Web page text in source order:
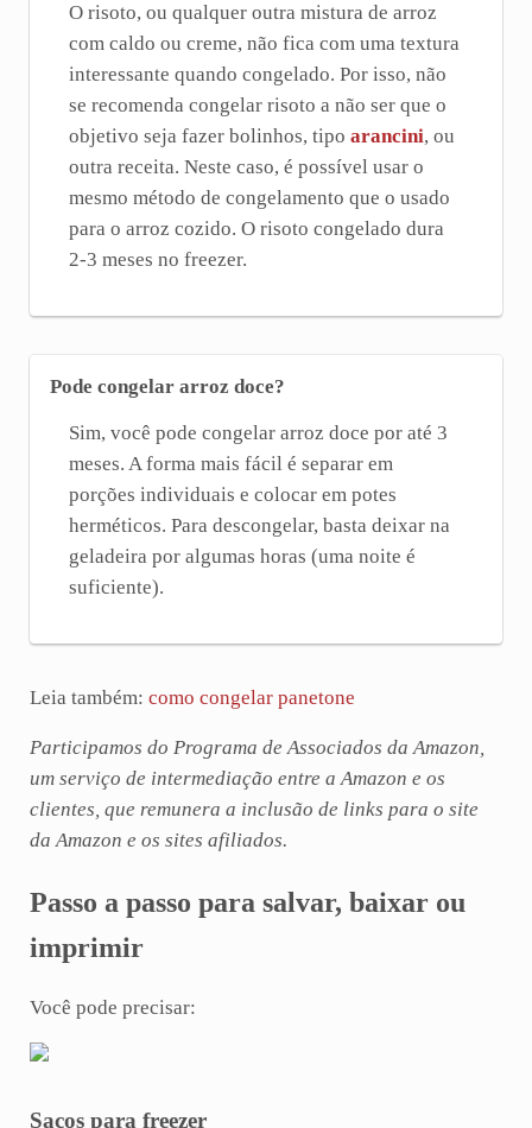
O risoto, ou qualquer outra mistura de arroz
com caldo ou creme, não fica com uma textura
interessante quando congelado. Por isso, não
se recomenda congelar risoto a não ser que o
objetivo seja fazer bolinhos, tipoarancini, ou
outra receita. Neste caso, é possível usar o
mesmo método de congelamento que o usado
para o arroz cozido. O risoto congelado dura
2-3 meses no freezer.
Pode congelar arroz doce?
Sim, você pode congelar arroz doce por até 3
meses. A forma mais fácil é separar em
porções individuais e colocar em potes
herméticos. Para descongelar, basta deixar na
geladeira por algumas horas (uma noite é
suficiente).
Leia também: como congelar panetone
Participamos do Programa de Associados da Amazon,
um serviço de intermediação entre a Amazon e os
clientes, que remunera a inclusão de links para o site
da Amazon e os sites afiliados.
Passo a passo para salvar, baixar ou
imprimir
Você pode precisar:
Sacos para freezer